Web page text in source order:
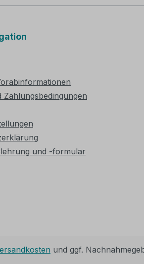
Zahlungsbedingungen
und -formular
und ggf.